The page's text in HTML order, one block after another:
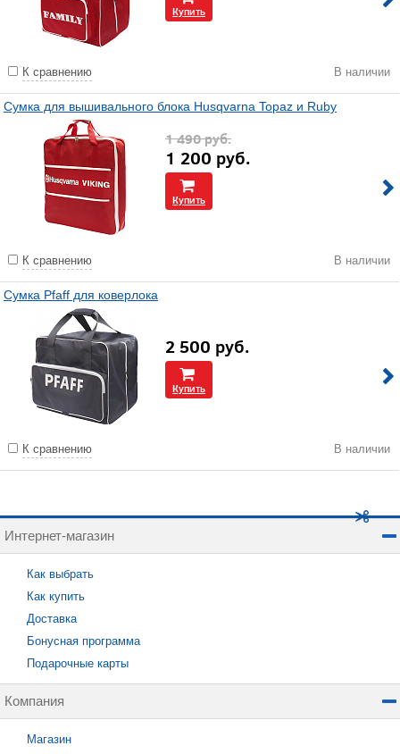
Купить
К сравнению В наличии
Сумка для вышивального блока Husqvarna Topaz и Ruby
1 490руб.
1 200 руб.
Купить
К сравнению В наличии
Сумка Pfaff для коверлока
2 500 руб.
Купить
К сравнению В наличии
Интернет-магазин
Как выбрать
Как купить
Доставка
Бонусная программа
Подарочные карты
Компания
Магазин